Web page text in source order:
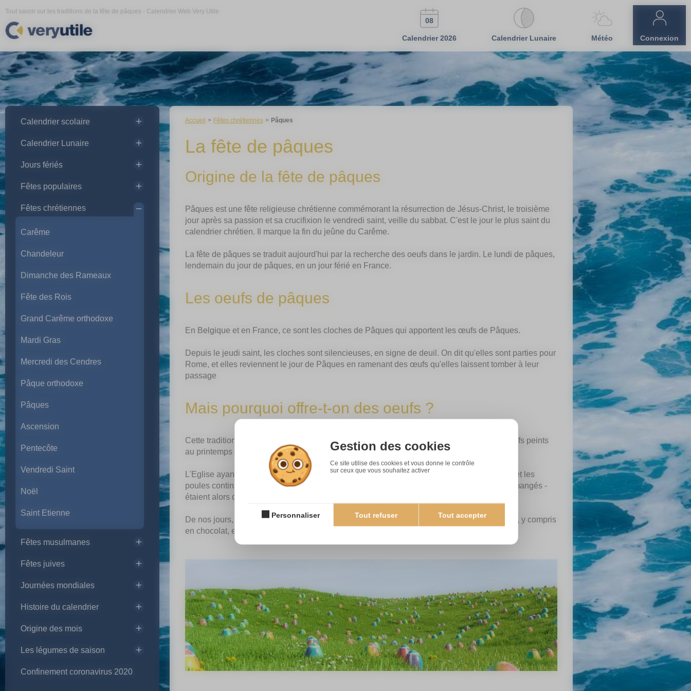
Tout savoir sur les traditions de la fête de pâques - Calendrier Web Very Utile
08
Calendrier 2026 Calendrier Lunaire Météo Connexion
Accueil Fêtes chrétiennes Pâques
La fête de pâques
Origine de la fête de pâques
Pâques est une fête religieuse chrétienne commémorant la résurrection de Jésus-Christ, le troisième
jour après sa passion et sa crucifixion le vendredi saint, veille du sabbat. C'est le jour le plus saint du
calendrier chrétien. Il marque la fin du jeûne du Carême.
La fête de pâques se traduit aujourd'hui par la recherche des oeufs dans le jardin. Le lundi de pâques,
lendemain du jour de pâques, en un jour férié en France.
Les oeufs de pâques
En Belgique et en France, ce sont les cloches de Pâques qui apportent les œufs de Pâques.
Depuis le jeudi saint, les cloches sont silencieuses, en signe de deuil. On dit qu'elles sont parties pour
Rome, et elles reviennent le jour de Pâques en ramenant des œufs qu'elles laissent tomber à leur
passage
Mais pourquoi offre-t-on des oeufs ?
Cette tradition remonterait à l'Antiquité. Déjà, les Egyptiens et les Romains offraient des oeufs peints
au printemps car ils étaient le symbole de la vie et de la renaissance.
L'Eglise ayant instauré au IVe siècle l'interdiction de manger des oeufs pendant le Carême et les
poules continuant à pondre, les oeufs pondus depuis le début du Carême -n'ayant pas été mangés -
étaient alors décorés et offerts.
De nos jours, le jeûne n'est plus observé aussi strictement mais la tradition d'offrir des oeufs, y compris
en chocolat, est restée pour le plaisir des petits et des grands.
Calendrier scolaire
Calendrier Lunaire
Jours fériés
Fêtes populaires
Fêtes chrétiennes
Carême
Chandeleur
Dimanche des Rameaux
Fête des Rois
Grand Carême orthodoxe
Mardi Gras
Mercredi des Cendres
Pâque orthodoxe
Pâques
Ascension
Pentecôte
Vendredi Saint
Noël
Saint Etienne
Fêtes musulmanes
Fêtes juives
Journées mondiales
Histoire du calendrier
Origine des mois
Les légumes de saison
Confinement coronavirus 2020
Gestion des cookies
Ce site utilise des cookies et vous donne le contrôle
sur ceux que vous souhaitez activer
Tout accepter
Tout refuser
Personnaliser